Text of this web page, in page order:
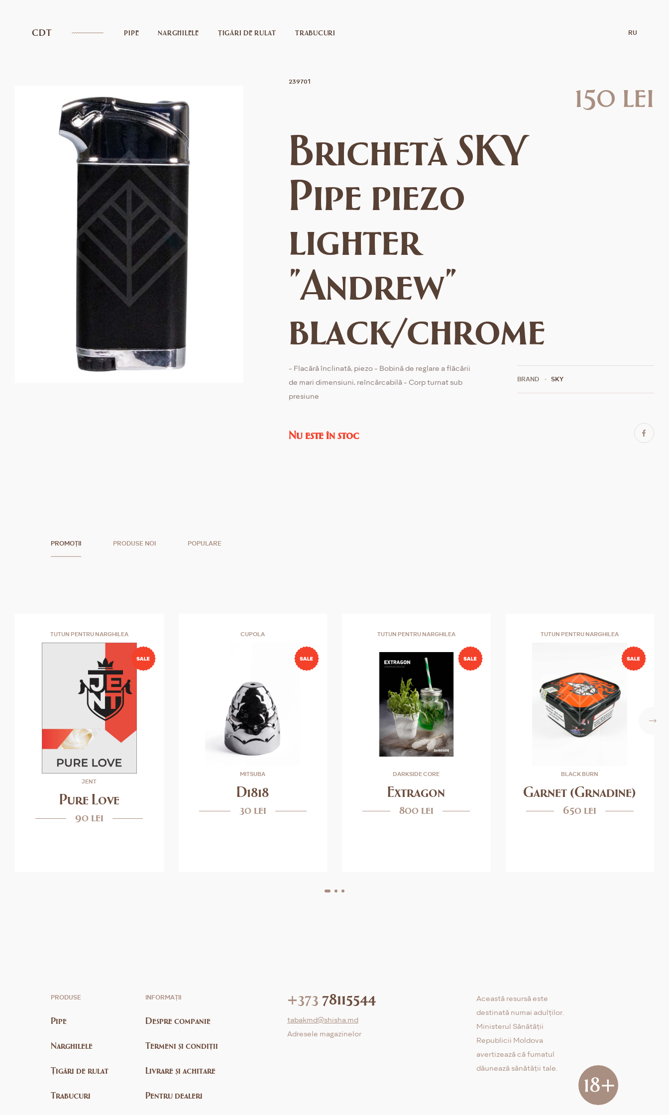
CDT PIPE NARGHILELE ȚIGĂRI DE RULAT TRABUCURI RU
239701
Brichetă SKY
Pipe piezo
lighter
"Andrew"
black/chrome
150 lei
- Flacără înclinată, piezo - Bobină de reglare a flăcării
de mari dimensiuni, reîncărcabilă - Corp turnat sub
presiune
Nu este în stoc
BRAND SKY
PROMOȚII PRODUSE NOI POPULARE
TUTUN PENTRU NARGHILEA
JENT
Pure Love
90 lei
CUPOLA
MITSUBA
D1818
30 lei
TUTUN PENTRU NARGHILEA
DARKSIDE CORE
Extragon
800 lei
TUTUN PENTRU NARGHILEA
BLACK BURN
Garnet (Grnadine)
650 lei
PRODUSE
Pipe
Narghilele
Țigări de rulat
Trabucuri
INFORMAȚII
Despre companie
Termeni și condiții
Livrare și achitare
Pentru dealeri
+373 78115544
tabakmd@shisha.md
Adresele magazinelor
Această resursă este
destinată numai adulților.
Ministerul Sănătății
Republicii Moldova
avertizează că fumatul
dăunează sănătății tale.